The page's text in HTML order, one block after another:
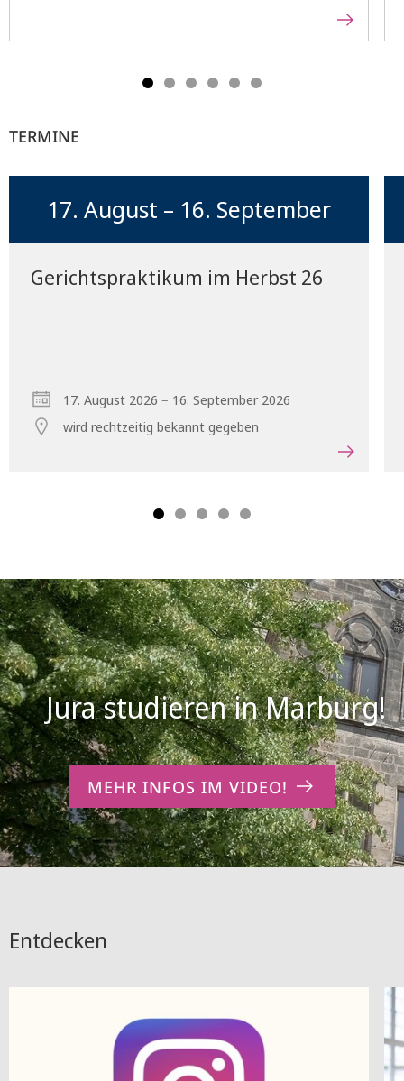
TERMINE
17. August – 16. September
Gerichtspraktikum im Herbst 26
17. August 2026 – 16. September 2026
wird rechtzeitig bekannt gegeben
Jura studieren in Marburg!
MEHR INFOS IM VIDEO!
Entdecken